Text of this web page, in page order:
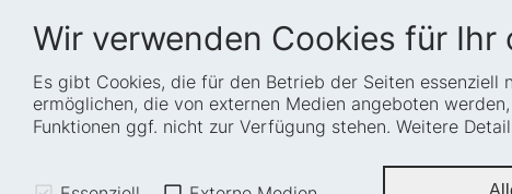
Wir verwenden Cookies für
Es gibt Cookies, die für den Betrieb der Seiten
ermöglichen, die von externen Medien angeboten
Funktionen ggf. nicht zur Verfügung stehen. Weitere
Wer wir sind
Wie wir arbeiten
Projekte
Fellowships